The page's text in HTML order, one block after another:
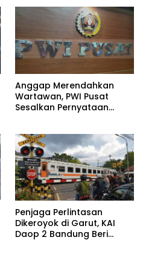
Anggap Merendahkan
Wartawan, PWI Pusat
Sesalkan Pernyataan
Penjaga Perlintasan
Dikeroyok di Garut, KAI
Daop 2 Bandung Beri